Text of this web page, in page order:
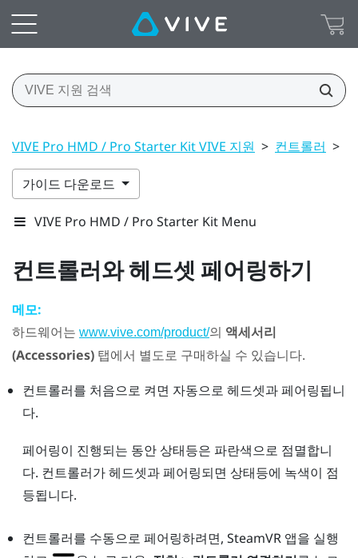
VIVE Pro HMD / Pro Starter Kit VIVE 지원 > 컨트롤러 >
가이드 다운로드
VIVE Pro HMD / Pro Starter Kit Menu
컨트롤러와 헤드셋 페어링하기
메모:
하드웨어는 www.vive.com/product/의 액세서리
(Accessories) 탭에서 별도로 구매하실 수 있습니다.
컨트롤러를 처음으로 켜면 자동으로 헤드셋과 페어링됩니
다.
페어링이 진행되는 동안 상태등은 파란색으로 점멸합니
다. 컨트롤러가 헤드셋과 페어링되면 상태등에 녹색이 점
등됩니다.
컨트롤러를 수동으로 페어링하려면, SteamVR앱을 실행